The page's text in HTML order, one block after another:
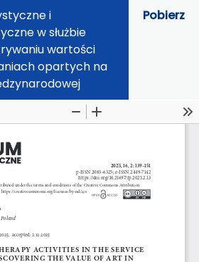
i
w służbie
wartości
opartych na
Pobierz